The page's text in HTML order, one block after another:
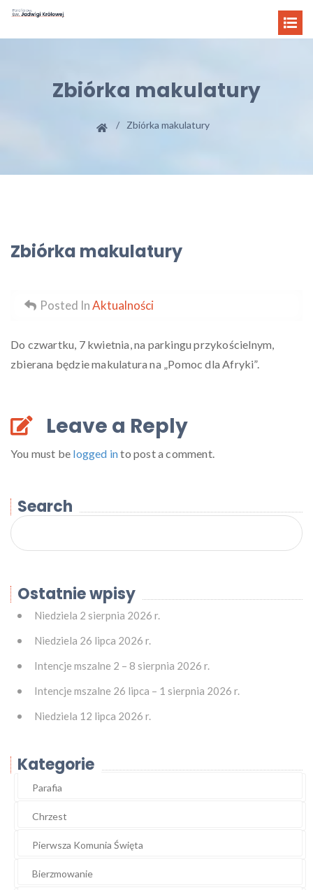
Zbiórka makulatury
Zbiórka makulatury
Zbiórka makulatury
Posted InAktualności
Do czwartku, 7 kwietnia, na parkingu przykościelnym,
zbierana będzie makulatura na „Pomoc dla Afryki”.
Leave a Reply
You must be logged into post a comment.
Search
Ostatnie wpisy
Niedziela 2 sierpnia 2026 r.
Niedziela 26 lipca 2026 r.
Intencje mszalne 2 – 8 sierpnia 2026 r.
Intencje mszalne 26 lipca – 1 sierpnia 2026 r.
Niedziela 12 lipca 2026 r.
Kategorie
Parafia
Chrzest
Pierwsza Komunia Święta
Bierzmowanie